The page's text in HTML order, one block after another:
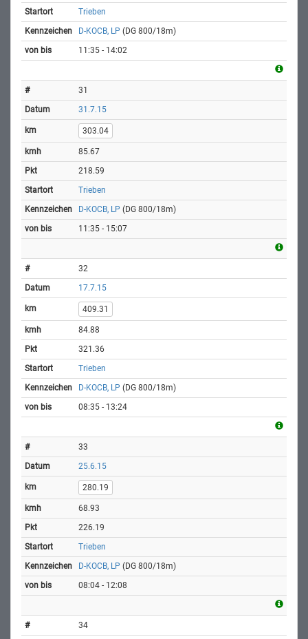
Trieben
D-KOCB, LP (DG 800/18m)
11:35 - 14:02
31
31.7.15
303.04
85.67
218.59
Trieben
D-KOCB, LP (DG 800/18m)
11:35 - 15:07
32
17.7.15
409.31
84.88
321.36
Trieben
D-KOCB, LP (DG 800/18m)
08:35 - 13:24
33
25.6.15
280.19
68.93
226.19
Trieben
D-KOCB, LP (DG 800/18m)
08:04 - 12:08
34